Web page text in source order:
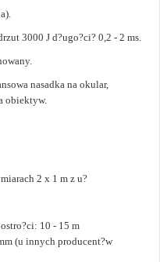
3000 J d?ugo?ci? 0,2 - 2 ms.
nasadka na okular,
obiektyw.
2 x 1 m z u?
10 - 15 m
(u innych producent?w